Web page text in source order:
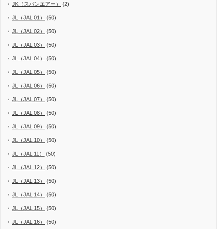
JK（スパンエアー） (2)
JL（JAL 01） (50)
JL（JAL 02） (50)
JL（JAL 03） (50)
JL（JAL 04） (50)
JL（JAL 05） (50)
JL（JAL 06） (50)
JL（JAL 07） (50)
JL（JAL 08） (50)
JL（JAL 09） (50)
JL（JAL 10） (50)
JL（JAL 11） (50)
JL（JAL 12） (50)
JL（JAL 13） (50)
JL（JAL 14） (50)
JL（JAL 15） (50)
JL（JAL 16） (50)